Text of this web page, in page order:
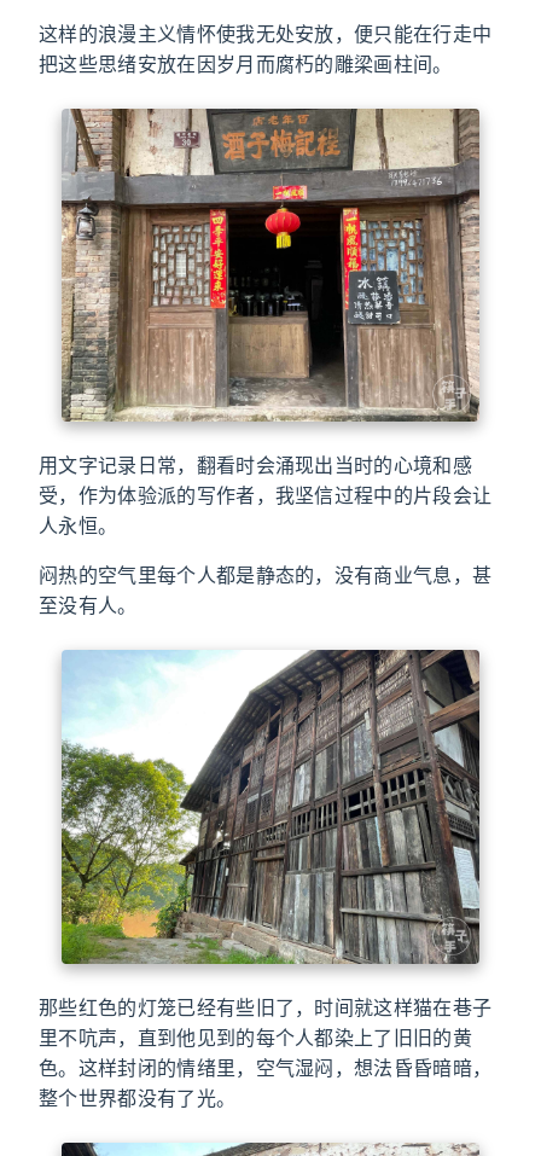
这样的浪漫主义情怀使我无处安放，便只能在行走中
把这些思绪安放在因岁月而腐朽的雕梁画柱间。
用文字记录日常，翻看时会涌现出当时的心境和感
受，作为体验派的写作者，我坚信过程中的片段会让
人永恒。
闷热的空气里每个人都是静态的，没有商业气息，甚
至没有人。
那些红色的灯笼已经有些旧了，时间就这样猫在巷子
里不吭声，直到他见到的每个人都染上了旧旧的黄
色。这样封闭的情绪里，空气湿闷，想法昏昏暗暗，
整个世界都没有了光。